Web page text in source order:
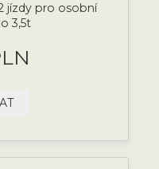
jízdy pro osobní
3,5t